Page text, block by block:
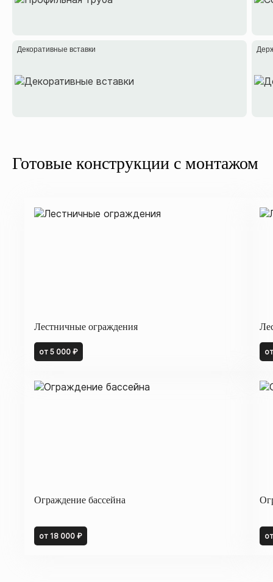
Декоративные вставки
Готовые конструкции с монтажом
Лестничные ограждения
от 5 000 ₽
Ограждение бассейна
от 18 000 ₽